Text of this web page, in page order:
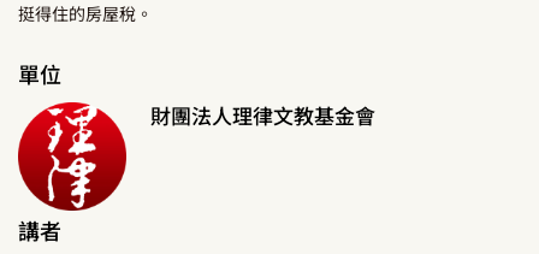
挺得住的房屋稅。
單位
財團法人理律文教基金會
講者